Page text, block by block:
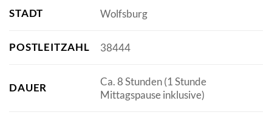
STADT Wolfsburg
POSTLEITZAHL 38444
DAUER
Ca. 8 Stunden (1 Stunde
Mittagspause inklusive)